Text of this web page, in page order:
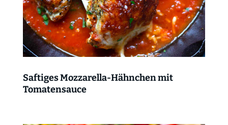
Saftiges Mozzarella-Hähnchen mit
Tomatensauce